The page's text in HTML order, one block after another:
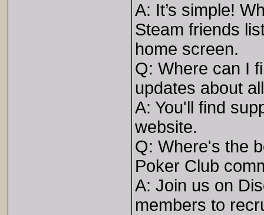
A: It’s simple!
Steam friends
home screen.
Q: Where can I
updates about
A: You'll find
website.
Q: Where's the
Poker Club
A: Join us on
members to